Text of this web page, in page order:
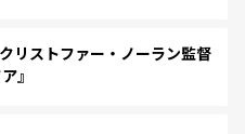
リストファー・ノーラン監督
』